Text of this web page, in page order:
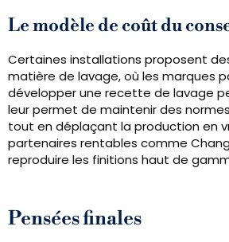
Le modèle de coût du
Certaines installations proposent
matière de lavage, où les marques
développer une recette de lavage
leur permet de maintenir des
tout en déplaçant la production en
partenaires rentables comme
reproduire les finitions haut de
Pensées finales